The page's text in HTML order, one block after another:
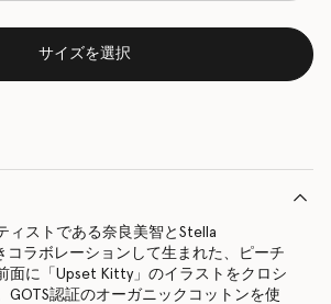
サイズを選択
ィストである奈良美智とStella
コラボレーションして生まれた、ピーチ
面に「Upset Kitty」のイラストをクロシ
GOTS認証のオーガニックコットンを使